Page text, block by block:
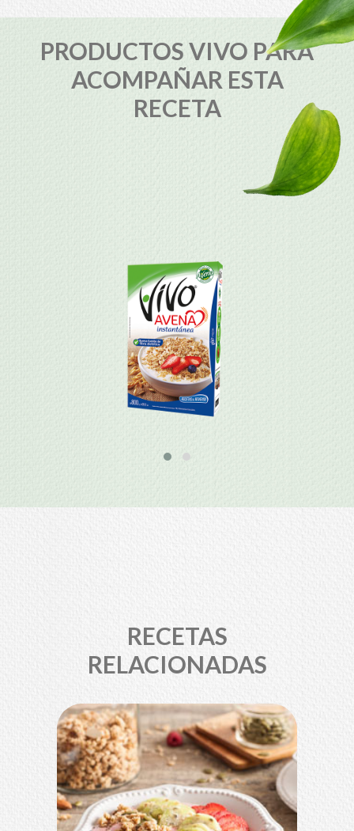
PRODUCTOS VIVO PARA
ACOMPAÑAR ESTA
RECETA
RECETAS
RELACIONADAS